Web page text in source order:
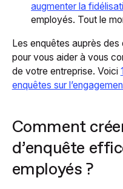
augmenter la
employés. Tout le
Les enquêtes auprès
pour vous aider à vous
de votre entreprise. Voici
enquêtes sur
Comment
d’enquête
employés ?